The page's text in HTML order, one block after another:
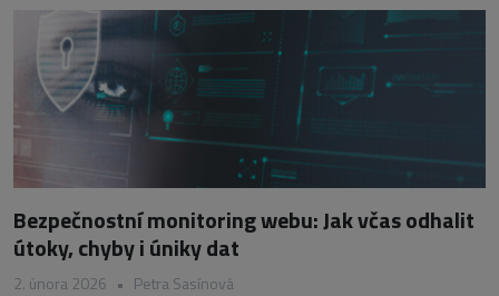
Bezpečnostní monitoring webu: Jak včas odhalit
útoky, chyby i úniky dat
2. února 2026 • Petra Sasínová